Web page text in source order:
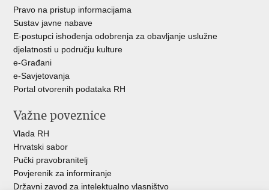
Pravo na pristup informacijama
Sustav javne nabave
E-postupci ishođenja odobrenja za obavljanje uslužne
djelatnosti u području kulture
e-Građani
e-Savjetovanja
Portal otvorenih podataka RH
Važne poveznice
Vlada RH
Hrvatski sabor
Pučki pravobranitelj
Povjerenik za informiranje
Državni zavod za intelektualno vlasništvo